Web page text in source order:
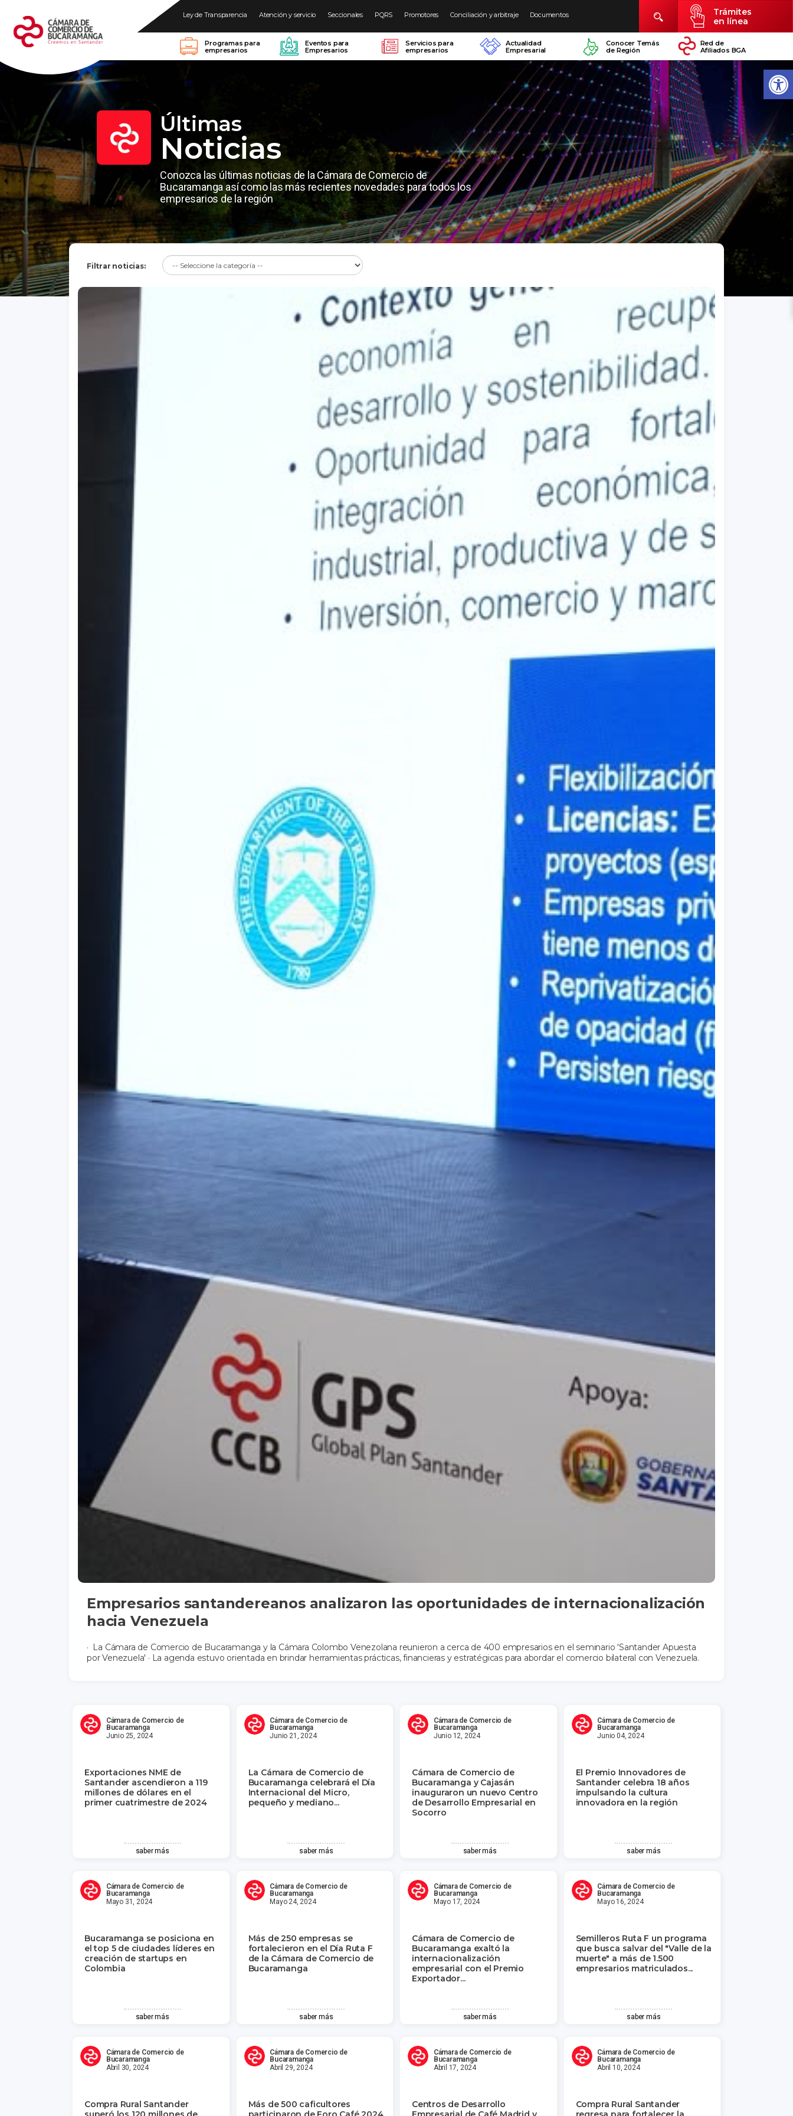
Ley de Transparencia Atención y servicio Seccionales PQRS Promotores Conciliación y arbitraje Documentos
Trámites
en línea
Programas para
empresarios
Eventos para
Empresarios
Servicios para
empresarios
Actualidad
Empresarial
Conocer Temás
de Región
Red de
Afiliados BGA
Últimas
Noticias
Conozca las últimas noticias de la Cámara de Comercio de
Bucaramanga así como las más recientes novedades para todos los
empresarios de la región
Filtrar noticias:
Empresarios santandereanos analizaron las oportunidades de internacionalización
hacia Venezuela
· La Cámara de Comercio de Bucaramanga y la Cámara Colombo Venezolana reunieron a cerca de 400 empresarios en el seminario 'Santander Apuesta
por Venezuela' · La agenda estuvo orientada en brindar herramientas prácticas, financieras y estratégicas para abordar el comercio bilateral con Venezuela.
Cámara de Comercio de
Bucaramanga
Junio 25, 2024
Exportaciones NME de
Santander ascendieron a 119
millones de dólares en el
primer cuatrimestre de 2024
saber más
Cámara de Comercio de
Bucaramanga
Junio 21, 2024
La Cámara de Comercio de
Bucaramanga celebrará el Día
Internacional del Micro,
pequeño y mediano...
saber más
Cámara de Comercio de
Bucaramanga
Junio 12, 2024
Cámara de Comercio de
Bucaramanga y Cajasán
inauguraron un nuevo Centro
de Desarrollo Empresarial en
Socorro
saber más
Cámara de Comercio de
Bucaramanga
Junio 04, 2024
El Premio Innovadores de
Santander celebra 18 años
impulsando la cultura
innovadora en la región
saber más
Cámara de Comercio de
Bucaramanga
Mayo 31, 2024
Bucaramanga se posiciona en
el top 5 de ciudades líderes en
creación de startups en
Colombia
saber más
Cámara de Comercio de
Bucaramanga
Mayo 24, 2024
Más de 250 empresas se
fortalecieron en el Día Ruta F
de la Cámara de Comercio de
Bucaramanga
saber más
Cámara de Comercio de
Bucaramanga
Mayo 17, 2024
Cámara de Comercio de
Bucaramanga exaltó la
internacionalización
empresarial con el Premio
Exportador...
saber más
Cámara de Comercio de
Bucaramanga
Mayo 16, 2024
Semilleros Ruta F un programa
que busca salvar del "Valle de la
muerte" a más de 1.500
empresarios matriculados...
saber más
Cámara de Comercio de
Bucaramanga
Abril 30, 2024
Compra Rural Santander
Cámara de Comercio de
Bucaramanga
Abril 29, 2024
Más de 500 caficultores
Cámara de Comercio de
Bucaramanga
Abril 17, 2024
Centros de Desarrollo
Cámara de Comercio de
Bucaramanga
Abril 10, 2024
Compra Rural Santander